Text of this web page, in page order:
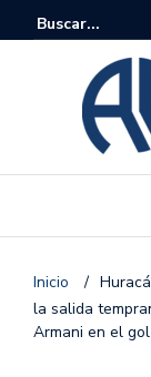
Inicio /
la salida
Armani en el